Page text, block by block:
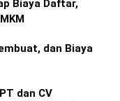
Biaya Daftar,
dan Biaya
dan CV